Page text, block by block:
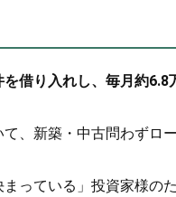
借り入れし、毎月約6.8
、新築・中古問わずロ
っている」投資家様の